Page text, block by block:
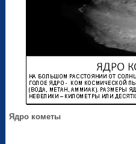
Ядро кометы